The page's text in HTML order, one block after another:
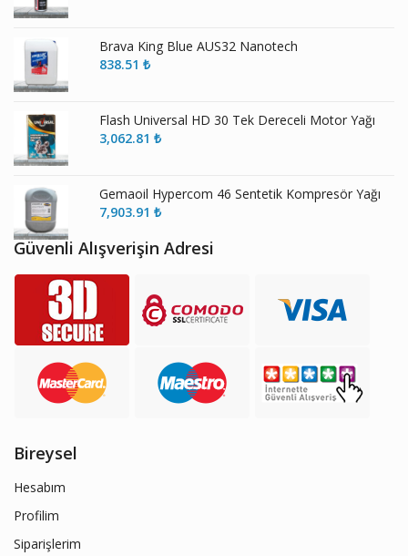
Brava King Blue AUS32 Nanotech
838.51 ₺
Flash Universal HD 30 Tek Dereceli Motor Yağı
3,062.81 ₺
Gemaoil Hypercom 46 Sentetik Kompresör Yağı
7,903.91 ₺
Güvenli Alışverişin Adresi
Bireysel
Hesabım
Profilim
Siparişlerim